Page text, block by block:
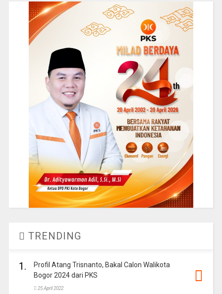
TRENDING
1.
Profil Atang Trisnanto, Bakal Calon Walikota
Bogor 2024 dari PKS
25 April 2022